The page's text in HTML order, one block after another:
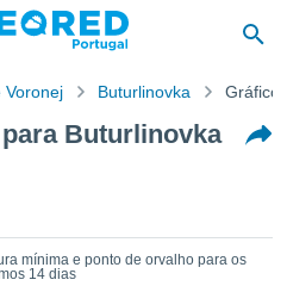
Voronej Buturlinovka
Buturlinovka
mínima e ponto de orvalho para os
14 dias